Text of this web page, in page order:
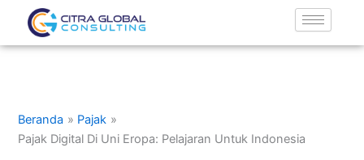
Lewati
konten
Beranda
Pajak
Pajak Digital Di Uni Eropa: Pelajaran Untuk Indonesia